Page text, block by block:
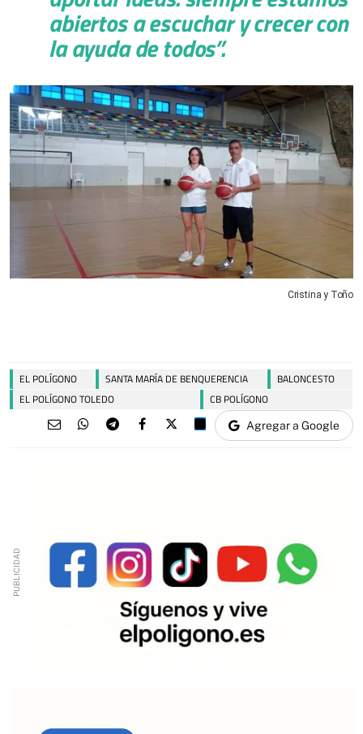
abiertos a escuchar y crecer con
la ayuda de todos”.
Cristina y Toño
EL POLÍGONO SANTA MARÍA DE BENQUERENCIA
BALONCESTO
EL POLÍGONO TOLEDO
CB POLÍGONO
Agregar a Google